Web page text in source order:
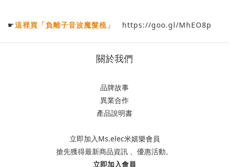
☛這裡買「負離子音波魔髮梳」 https://goo.gl/MhEO8p
關於我們
品牌故事
異業合作
產品說明書
立即加入Ms.elec米嬉樂會員
搶先獲得最新商品資訊 、優惠活動。
立即加入會員